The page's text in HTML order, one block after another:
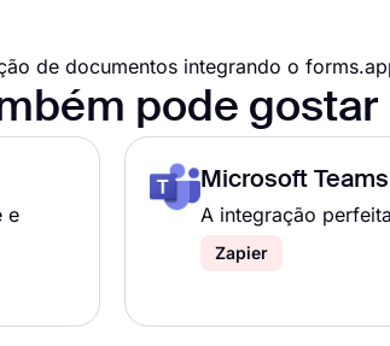
de documentos integrando o
pode gostar
e
Microsoft Teams
A integração
Zapier